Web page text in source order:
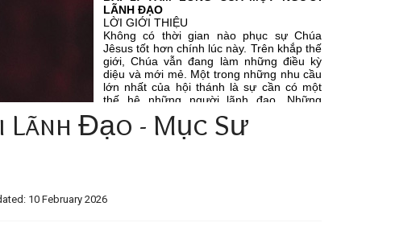
Lãnh Đạo - Mục Sư
10 February 2026